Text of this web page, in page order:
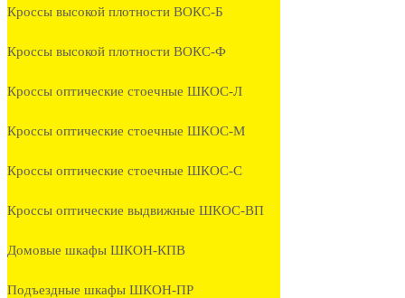
Кроссы высокой плотности ВОКС-Б
Кроссы высокой плотности ВОКС-Ф
Кроссы оптические стоечные ШКОС-Л
Кроссы оптические стоечные ШКОС-М
Кроссы оптические стоечные ШКОС-С
Кроссы оптические выдвижные ШКОС-ВП
Домовые шкафы ШКОН-КПВ
Подъездные шкафы ШКОН-ПР